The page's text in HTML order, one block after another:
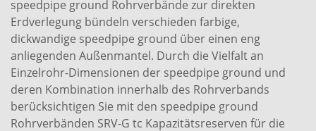
speedpipe ground Rohrverbände zur direkten
Erdverlegung bündeln verschieden farbige,
dickwandige speedpipe ground über einen eng
anliegenden Außenmantel. Durch die Vielfalt an
Einzelrohr-Dimensionen der speedpipe ground und
deren Kombination innerhalb des Rohrverbands
berücksichtigen Sie mit den speedpipe ground
Rohrverbänden SRV-G tc Kapazitätsreserven für die